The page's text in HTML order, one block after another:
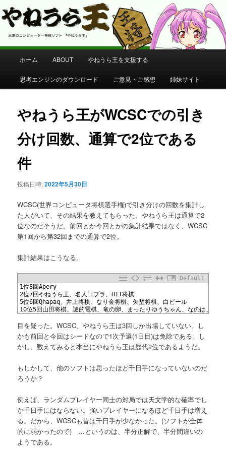
やねうら王 公式サイト
コンピューター将棋 やねうら王 公式サイト
メ
メ
イ
コ
ン
テ
ン
ツ
へ
移
動
ホーム ABOUT やねうら王を支援する
思考エンジンのダウンロード ご意見・ご感想 姉妹サイト
やねうら王がWCSCでの引き
分け回数、通算で2位である
件
投稿日時:2022年5月30日
WCSC(世界コンピュータ将棋選手権)で引き分けの回数を集計し
た人がいて、その結果を教えてもらった。やねうら王は通算で2
位なのだそうだ。前回とか今回とかの集計結果ではなく、WCSC
第1回から第32回までの通算で2位。
集計結果はこうなる。
Default
1位8回Apery
2位7回やねうら王、名人コブラ、HIT将棋
5位6回Qhapaq、井上将棋、なり金将棋、矢埜将棋、白ビール
10位5回山田将棋、謎的電棋、竜の卵、まったりゆうちゃん、なのは、稲
目を疑った。WCSC、やねうら王は3回しか出場していない。し
かも前回と今回はシードなので1次予選(1日目)は免除である。し
かし、数えてみると本当にやねうら王は歴代2位であるようだ。
もしかして、他のソフトは思ったほど千日手になっていないのだ
ろうか？
例えば、ランダムプレイヤー同士の対局では天文学的な確率でし
か千日手にはならない。強いプレイヤーになるほど千日手は増え
る。だから、WCSCも昔は千日手が少なかった。(ソフトが全体
的に弱かったので) …というのは、半分正解で、半分間違いの
ようである。